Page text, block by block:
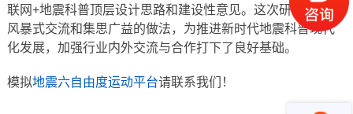
联网+地震科普顶层设计思路和建设性意见。这次研讨会头脑
风暴式交流和集思广益的做法，为推进新时代地震科普现代
化发展，加强行业内外交流与合作打下了良好基础。
模拟地震六自由度运动平台请联系我们！